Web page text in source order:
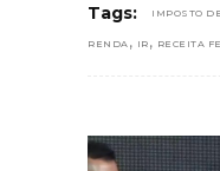
Tags: IMPOSTO DE
RENDA , IR , RECEITA